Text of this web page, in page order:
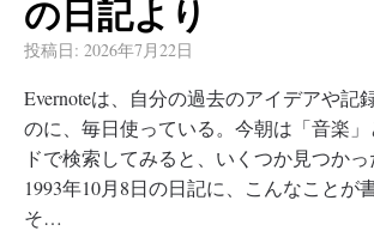
の日記より
投稿日: 2026年7月22日
Evernoteは、自分の過去のアイデアや記
のに、毎日使っている。今朝は「音楽
ドで検索してみると、いくつか見つかっ
1993年10月8日の日記に、こんなことが
そ…